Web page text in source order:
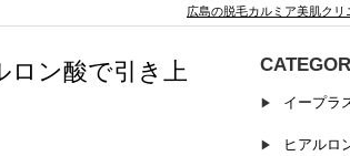
広島の脱毛カルミア美肌クリ
ロン酸で引き上
イープラ
ヒアルロ